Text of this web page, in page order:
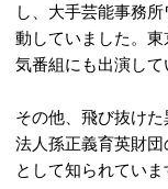
し、大手芸能事務
動していました。
気番組にも出演して
その他、飛び抜け
法人孫正義育英財
として知られていま